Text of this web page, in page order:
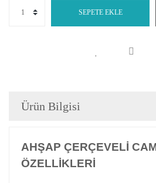
SEPETE EKLE
Ürün Bilgisi
AHŞAP ÇERÇEVELİ
ÖZELLİKLERİ